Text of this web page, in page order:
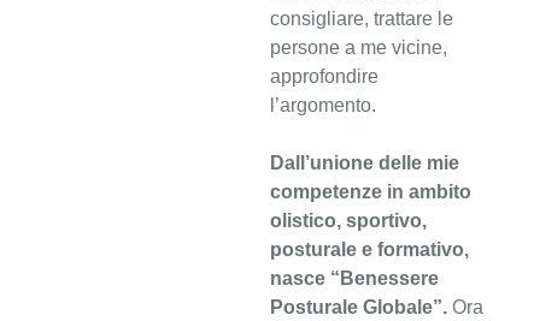
consigliare, trattare le
persone a me vicine,
approfondire
l’argomento.
Dall’unione delle mie
competenze in ambito
olistico, sportivo,
posturale e formativo,
nasce “Benessere
Posturale Globale”. Ora